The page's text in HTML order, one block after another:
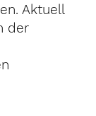
Aktuell
der